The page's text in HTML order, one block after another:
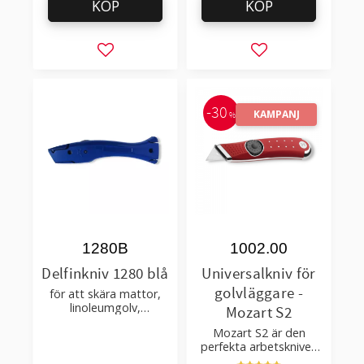
Lägg till i favoriter
KÖP
Lägg till i
KÖP
Delfinkniv 1280 blå
för att skära mattor,
linoleumgolv,
1280B
Universalkniv för
golvläggare -
Mozart S2
Mozart S2 är den
perfekta arbetskniven
för golvläggare som
1002.00
30 % KAMPANJ